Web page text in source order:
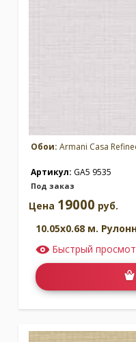
Обои: Armani Casa
Артикул: GA5 9535
Под заказ
Цена 19000 руб.
10.05x0.68 м.
Быстрый